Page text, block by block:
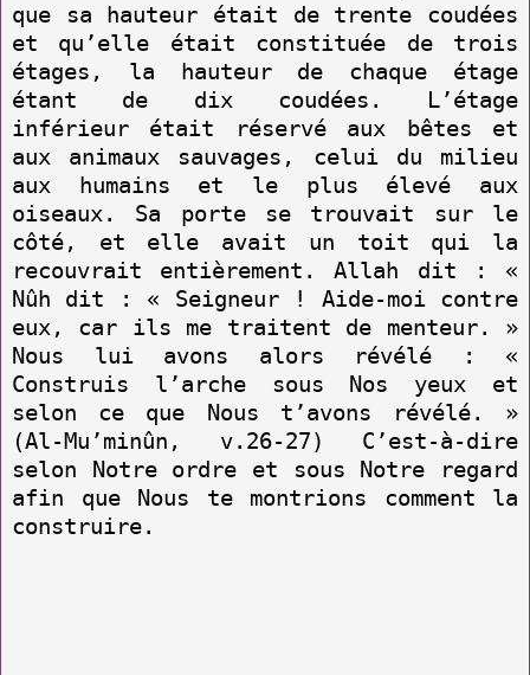
que sa hauteur était de trente coudées
et qu’elle était constituée de trois
éta­ges, la hauteur de chaque étage
étant de dix coudées. L’étage
inférieur était réservé aux bêtes et
aux animaux sauvages, celui du milieu
aux humains et le plus élevé aux
oiseaux. Sa porte se trouvait sur le
côté, et elle avait un toit qui la
recouvrait entièrement. Allah dit : «
Nûh dit : « Seigneur ! Aide-moi contre
eux, car ils me traitent de menteur. »
Nous lui avons alors révélé : «
Construis l’arche sous Nos yeux et
selon ce que Nous t’avons révélé. »
(Al-Mu’minûn, v.26-27) C’est-à-dire
selon Notre ordre et sous Notre regard
afin que Nous te montrions comment la
construire.